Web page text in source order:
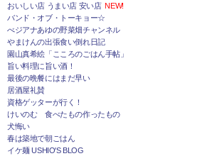
おいしい店 うまい店 安い店 NEW!
バンド・オブ・トーキョー☆
べジアナあゆの野菜畑チャンネル
やまけんの出張食い倒れ日記
園山真希絵「こころのごはん手帖」
旨い料理に旨い酒！
最後の晩餐にはまだ早い
居酒屋礼賛
資格ゲッターが行く！
けいのむ 食べたもの作ったもの
犬悔い
春は築地で朝ごはん
イケ麺 USHIO'S BLOG